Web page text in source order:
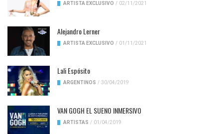
ARTISTA EXCLUSIVO / 02/11/2021
Alejandro Lerner
ARTISTA EXCLUSIVO / 01/11/2021
Lali Espósito
ARGENTINOS / 30/04/2019
VAN GOGH EL SUENO INMERSIVO
ARTISTAS / 01/04/2019